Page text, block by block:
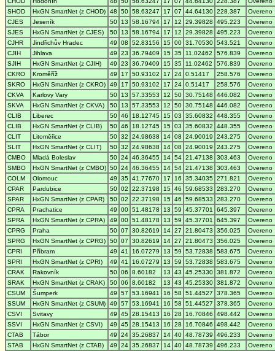
SHOD
HxGN SmartNet (z CHOD) 48 50 58.63247 17 07 44.64130 228.387
Overeno
CJES
Jeseník 50 13 58.16794 17 12 29.39828 495.223
Overeno
SJES
HxGN SmartNet (z CJES) 50 13 58.16794 17 12 29.39828 495.223
Overeno
CJHR
Jindřichův Hradec 49 08 52.83156 15 00 31.70530 543.521
Overeno
CJIH
Jihlava 49 23 36.79409 15 35 11.02462 576.839
Overeno
SJIH
HxGN SmartNet (z CJIH) 49 23 36.79409 15 35 11.02462 576.839
Overeno
CKRO
Kroměříž 49 17 50.93102 17 24 0.51417 258.576
Overeno
SKRO
HxGN SmartNet (z CKRO) 49 17 50.93102 17 24 0.51417 258.576
Overeno
CKVA
Karlovy Vary 50 13 57.33553 12 50 30.75148 446.082
Overeno
SKVA
HxGN SmartNet (z CKVA) 50 13 57.33553 12 50 30.75148 446.082
Overeno
CLIB
Liberec 50 46 18.12745 15 03 35.60832 448.355
Overeno
CLIB
HxGN SmartNet (z CLIB) 50 46 18.12745 15 03 35.60832 448.355
Overeno
CLIT
Litoměřice 50 32 24.98638 14 08 24.90019 243.275
Overeno
SLIT
HxGN SmartNet (z CLIT) 50 32 24.98638 14 08 24.90019 243.275
Overeno
CMBO
Mladá Boleslav 50 24 46.36455 14 54 21.47138 303.463
Overeno
SMBO
HxGN SmartNet (z CMBO) 50 24 46.36455 14 54 21.47138 303.463
Overeno
COLM
Olomouc 49 35 41.77670 17 16 35.34035 271.821
Overeno
CPAR
Pardubice 50 02 22.37198 15 46 59.68533 283.270
Overeno
SPAR
HxGN SmartNet (z CPAR) 50 02 22.37198 15 46 59.68533 283.270
Overeno
CPRA
Prachatice 49 00 51.48178 13 59 45.37701 645.397
Overeno
SPRA
HxGN SmartNet (z CPRA) 49 00 51.48178 13 59 45.37701 645.397
Overeno
CPRG
Praha 50 07 30.82619 14 27 21.80473 356.025
Overeno
SPRG
HxGN SmartNet (z CPRG) 50 07 30.82619 14 27 21.80473 356.025
Overeno
CPRI
Příbram 49 41 16.07279 13 59 53.72838 583.675
Overeno
SPRI
HxGN SmartNet (z CPRI) 49 41 16.07279 13 59 53.72838 583.675
Overeno
CRAK
Rakovník 50 06 8.60182 13 43 45.25330 381.872
Overeno
SRAK
HxGN SmartNet (z CRAK) 50 06 8.60182 13 43 45.25330 381.872
Overeno
CSUM
Šumperk 49 57 53.16941 16 58 51.44527 378.365
Overeno
SSUM
HxGN SmartNet (z CSUM) 49 57 53.16941 16 58 51.44527 378.365
Overeno
CSVI
Svitavy 49 45 28.15413 16 28 16.70846 498.442
Overeno
SSVI
HxGN SmartNet (z CSVI) 49 45 28.15413 16 28 16.70846 498.442
Overeno
CTAB
Tábor 49 24 35.26837 14 40 48.78739 496.233
Overeno
STAB
HxGN SmartNet (z CTAB) 49 24 35.26837 14 40 48.78739 496.233
Overeno